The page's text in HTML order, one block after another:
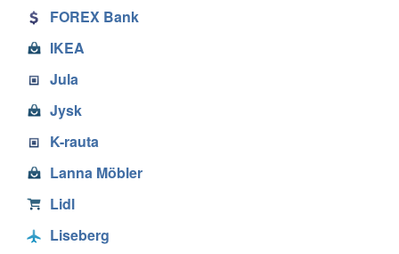
FOREX Bank
IKEA
Jula
Jysk
K-rauta
Lanna Möbler
Lidl
Liseberg